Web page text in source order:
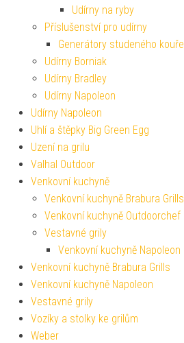
Udírny na ryby
Příslušenství pro udírny
Generátory studeného kouře
Udírny Borniak
Udírny Bradley
Udírny Napoleon
Udírny Napoleon
Uhlí a štěpky Big Green Egg
Uzení na grilu
Valhal Outdoor
Venkovní kuchyně
Venkovní kuchyně Brabura Grills
Venkovní kuchyně Outdoorchef
Vestavné grily
Venkovní kuchyně Napoleon
Venkovní kuchyně Brabura Grills
Venkovní kuchyně Napoleon
Vestavné grily
Vozíky a stolky ke grilům
Weber